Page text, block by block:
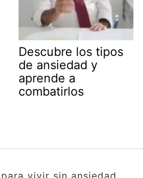
Descubre los tipos
de ansiedad y
aprende a
combatirlos
vivir sin ansiedad